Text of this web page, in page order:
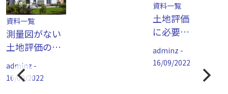
資料一覧
測量図がない
土地評価の便
利な道具
adminz -
16/09/2022
資料一覧
土地評価
に必要な
測量図の
取得方法
に
adminz -
16/09/2022